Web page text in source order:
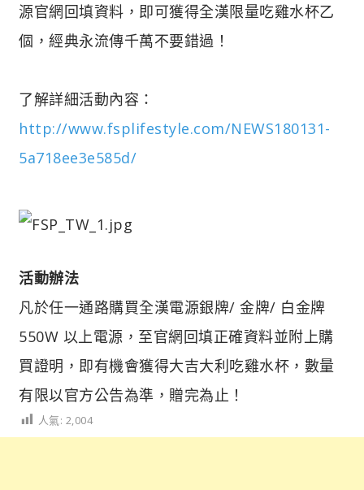
源官網回填資料，即可獲得全漢限量吃雞水杯乙
個，經典永流傳千萬不要錯過！
了解詳細活動內容：
http://www.fsplifestyle.com/NEWS180131-
5a718ee3e585d/
活動辦法
凡於任一通路購買全漢電源銀牌/ 金牌/ 白金牌
550W 以上電源，至官網回填正確資料並附上購
買證明，即有機會獲得大吉大利吃雞水杯，數量
有限以官方公告為準，贈完為止！
人氣: 2,004